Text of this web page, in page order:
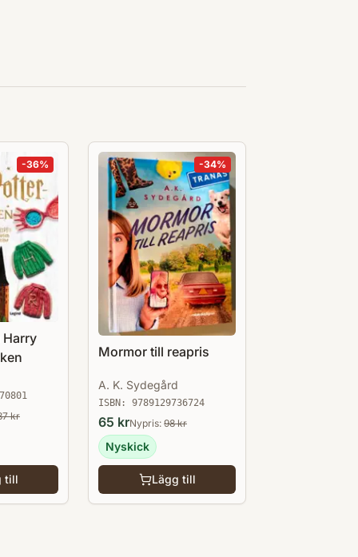
-36%
Harry
kr
till
-34%
Mormor till reapris
A. K. Sydegård
ISBN: 9789129736724
65 krNypris: 98kr
Nyskick
Lägg till